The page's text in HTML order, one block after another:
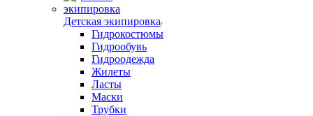
Детская экипировка
Гидрокостюмы
Гидрообувь
Гидроодежда
Жилеты
Ласты
Маски
Трубки